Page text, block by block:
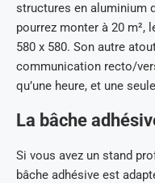
structures en aluminium
pourrez monter à 20 m²,
580 x 580. Son autre
communication recto/
qu’une heure, et une
La bâche
Si vous avez un stand
bâche adhésive est